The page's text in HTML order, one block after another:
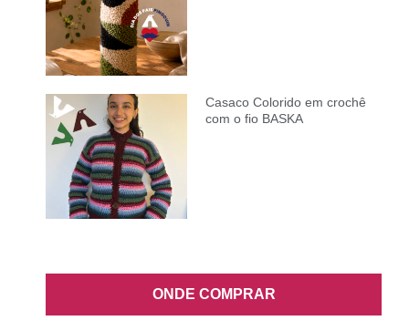
Casaco Colorido em crochê
com o fio BASKA
ONDE COMPRAR